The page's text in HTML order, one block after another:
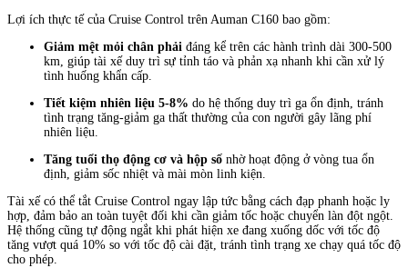
Lợi ích thực tế của Cruise Control trên Auman C160 bao gồm:
Giảm mệt mỏi chân phải đáng kể trên các hành trình dài 300-500
km, giúp tài xế duy trì sự tỉnh táo và phản xạ nhanh khi cần xử lý
tình huống khẩn cấp.
Tiết kiệm nhiên liệu 5-8% do hệ thống duy trì ga ổn định, tránh
tình trạng tăng-giảm ga thất thường của con người gây lãng phí
nhiên liệu.
Tăng tuổi thọ động cơ và hộp số nhờ hoạt động ở vòng tua ổn
định, giảm sốc nhiệt và mài mòn linh kiện.
Tài xế có thể tắt Cruise Control ngay lập tức bằng cách đạp phanh hoặc ly
hợp, đảm bảo an toàn tuyệt đối khi cần giảm tốc hoặc chuyển làn đột ngột.
Hệ thống cũng tự động ngắt khi phát hiện xe đang xuống dốc với tốc độ
tăng vượt quá 10% so với tốc độ cài đặt, tránh tình trạng xe chạy quá tốc độ
cho phép.